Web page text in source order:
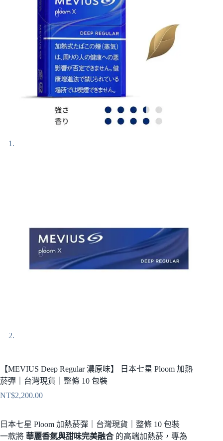
【MEVIUS Deep Regular 濃原味】 日本七星 Ploom 加熱
菸彈｜台灣現貨｜整條 10 包裝
NT$2,200.00
日本七星 Ploom 加熱菸彈｜台灣現貨｜整條 10 包裝
一款將 華麗香氣與甜味完美融合 的高端加熱菸，專為